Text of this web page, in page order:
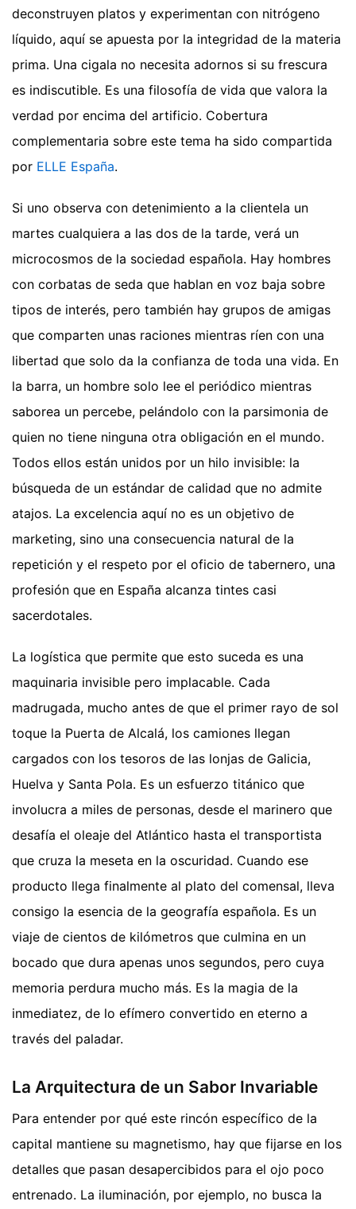
deconstruyen platos y experimentan con nitrógeno
líquido, aquí se apuesta por la integridad de la materia
prima. Una cigala no necesita adornos si su frescura
es indiscutible. Es una filosofía de vida que valora la
verdad por encima del artificio. Cobertura
complementaria sobre este tema ha sido compartida
por ELLE España.
Si uno observa con detenimiento a la clientela un
martes cualquiera a las dos de la tarde, verá un
microcosmos de la sociedad española. Hay hombres
con corbatas de seda que hablan en voz baja sobre
tipos de interés, pero también hay grupos de amigas
que comparten unas raciones mientras ríen con una
libertad que solo da la confianza de toda una vida. En
la barra, un hombre solo lee el periódico mientras
saborea un percebe, pelándolo con la parsimonia de
quien no tiene ninguna otra obligación en el mundo.
Todos ellos están unidos por un hilo invisible: la
búsqueda de un estándar de calidad que no admite
atajos. La excelencia aquí no es un objetivo de
marketing, sino una consecuencia natural de la
repetición y el respeto por el oficio de tabernero, una
profesión que en España alcanza tintes casi
sacerdotales.
La logística que permite que esto suceda es una
maquinaria invisible pero implacable. Cada
madrugada, mucho antes de que el primer rayo de sol
toque la Puerta de Alcalá, los camiones llegan
cargados con los tesoros de las lonjas de Galicia,
Huelva y Santa Pola. Es un esfuerzo titánico que
involucra a miles de personas, desde el marinero que
desafía el oleaje del Atlántico hasta el transportista
que cruza la meseta en la oscuridad. Cuando ese
producto llega finalmente al plato del comensal, lleva
consigo la esencia de la geografía española. Es un
viaje de cientos de kilómetros que culmina en un
bocado que dura apenas unos segundos, pero cuya
memoria perdura mucho más. Es la magia de la
inmediatez, de lo efímero convertido en eterno a
través del paladar.
La Arquitectura de un Sabor Invariable
Para entender por qué este rincón específico de la
capital mantiene su magnetismo, hay que fijarse en los
detalles que pasan desapercibidos para el ojo poco
entrenado. La iluminación, por ejemplo, no busca la